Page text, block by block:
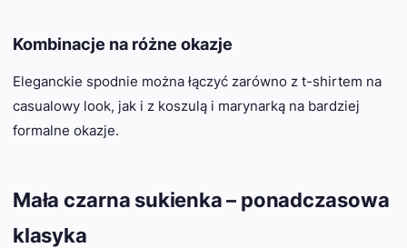
Kombinacje na różne okazje
Eleganckie spodnie można łączyć zarówno z t-shirtem na
casualowy look, jak i z koszulą i marynarką na bardziej
formalne okazje.
Mała czarna sukienka – ponadczasowa
klasyka